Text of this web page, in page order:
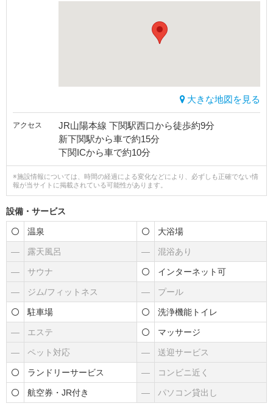
大きな地図を見る
アクセス
JR山陽本線 下関駅西口から徒歩約9分
新下関駅から車で約15分
下関ICから車で約10分
※施設情報については、時間の経過による変化などにより、必ずしも正確でない情
報が当サイトに掲載されている可能性があります。
設備・サービス
温泉 大浴場
― 露天風呂 ― 混浴あり
― サウナ インターネット可
― ジム/フィットネス ― プール
駐車場 洗浄機能トイレ
― エステ マッサージ
― ペット対応 ― 送迎サービス
ランドリーサービス ― コンビニ近く
航空券・JR付き ― パソコン貸出し